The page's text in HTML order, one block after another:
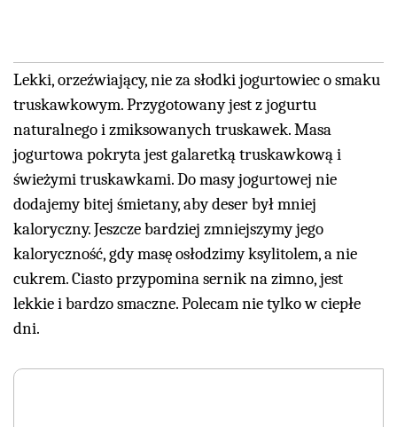
Lekki, orzeźwiający, nie za słodki jogurtowiec o smaku
truskawkowym. Przygotowany jest z jogurtu
naturalnego i zmiksowanych truskawek. Masa
jogurtowa pokryta jest galaretką truskawkową i
świeżymi truskawkami. Do masy jogurtowej nie
dodajemy bitej śmietany, aby deser był mniej
kaloryczny. Jeszcze bardziej zmniejszymy jego
kaloryczność, gdy masę osłodzimy ksylitolem, a nie
cukrem. Ciasto przypomina sernik na zimno, jest
lekkie i bardzo smaczne. Polecam nie tylko w ciepłe
dni.